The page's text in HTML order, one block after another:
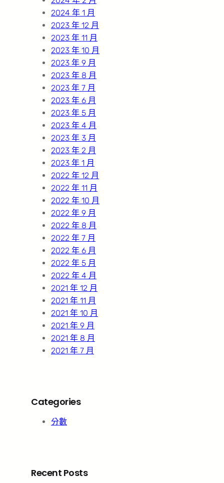
2024 年 1 月
2023 年 12 月
2023 年 11 月
2023 年 10 月
2023 年 9 月
2023 年 8 月
2023 年 7 月
2023 年 6 月
2023 年 5 月
2023 年 4 月
2023 年 3 月
2023 年 2 月
2023 年 1 月
2022 年 12 月
2022 年 11 月
2022 年 10 月
2022 年 9 月
2022 年 8 月
2022 年 7 月
2022 年 6 月
2022 年 5 月
2022 年 4 月
2021 年 12 月
2021 年 11 月
2021 年 10 月
2021 年 9 月
2021 年 8 月
2021 年 7 月
Categories
分數
Recent Posts